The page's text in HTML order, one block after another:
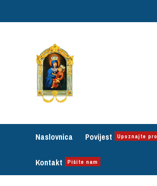
Naslovnica Povijest Upoznajte
Kontakt Pišite nam